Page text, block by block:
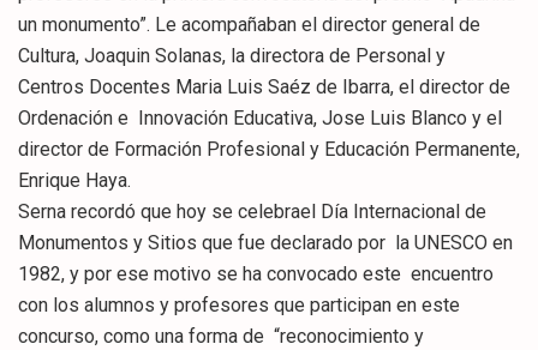
un monumento”. Le acompañaban el director general de
Cultura, Joaquin Solanas, la directora de Personal y
Centros Docentes Maria Luis Saéz de Ibarra, el director de
Ordenación e Innovación Educativa, Jose Luis Blanco y el
director de Formación Profesional y Educación Permanente,
Enrique Haya.
Serna recordó que hoy se celebrael Día Internacional de
Monumentos y Sitios que fue declarado por la UNESCO en
1982, y por ese motivo se ha convocado este encuentro
con los alumnos y profesores que participan en este
concurso, como una forma de “reconocimiento y